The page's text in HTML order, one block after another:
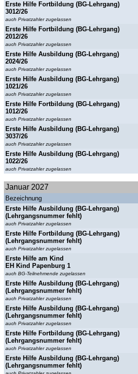
Erste Hilfe Fortbildung (BG-Lehrgang)
3012/26
auch Privatzahler zugelassen
Erste Hilfe Fortbildung (BG-Lehrgang)
2012/26
auch Privatzahler zugelassen
Erste Hilfe Ausbildung (BG-Lehrgang)
2024/26
auch Privatzahler zugelassen
Erste Hilfe Ausbildung (BG-Lehrgang)
1021/26
auch Privatzahler zugelassen
Erste Hilfe Fortbildung (BG-Lehrgang)
1012/26
auch Privatzahler zugelassen
Erste Hilfe Ausbildung (BG-Lehrgang)
3037/26
auch Privatzahler zugelassen
Erste Hilfe Ausbildung (BG-Lehrgang)
1022/26
auch Privatzahler zugelassen
Januar 2027
Bezeichnung
Erste Hilfe Ausbildung (BG-Lehrgang)
(Lehrgangsnummer fehlt)
auch Privatzahler zugelassen
Erste Hilfe Fortbildung (BG-Lehrgang)
(Lehrgangsnummer fehlt)
auch Privatzahler zugelassen
Erste Hilfe am Kind
EH Kind Papenburg 1
auch BG-Teilnehmende zugelassen
Erste Hilfe Ausbildung (BG-Lehrgang)
(Lehrgangsnummer fehlt)
auch Privatzahler zugelassen
Erste Hilfe Ausbildung (BG-Lehrgang)
(Lehrgangsnummer fehlt)
auch Privatzahler zugelassen
Erste Hilfe Fortbildung (BG-Lehrgang)
(Lehrgangsnummer fehlt)
auch Privatzahler zugelassen
Erste Hilfe Ausbildung (BG-Lehrgang)
(Lehrgangsnummer fehlt)